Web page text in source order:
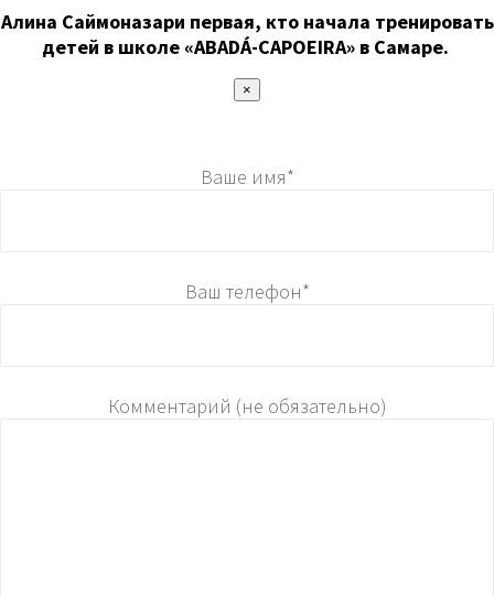
Алина Саймоназари первая, кто начала тренировать
детей в школе «ABADÁ-CAPOEIRA» в Самаре.
×
Ваше имя*
Ваш телефон*
Комментарий (не обязательно)